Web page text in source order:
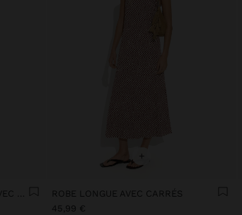
ROBE LONGUE À BRETELLES AVEC FRONCÉ
+
ROBE LONGUE AVEC CARRÉS
45,99 €